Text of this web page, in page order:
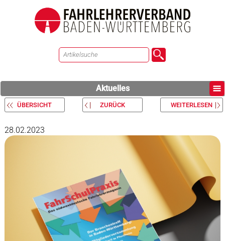
Aktuelles
ÜBERSICHT ZURÜCK WEITERLESEN
28.02.2023